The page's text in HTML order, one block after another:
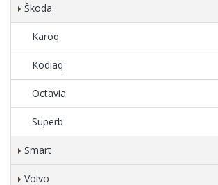
Škoda
Karoq
Kodiaq
Octavia
Superb
Smart
Volvo